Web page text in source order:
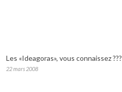
Les «Ideagoras», vous connaissez ???
22 mars 2008